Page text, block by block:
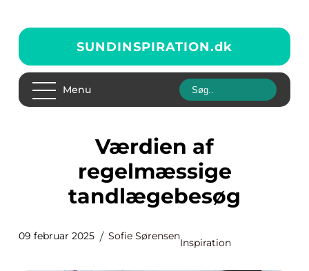
SUNDINSPIRATION.dk
Menu
Værdien af
regelmæssige
tandlægebesøg
09 februar 2025 Sofie Sørensen
Inspiration